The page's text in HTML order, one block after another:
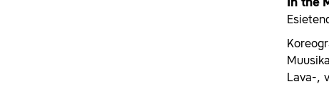
In the
Lava-,